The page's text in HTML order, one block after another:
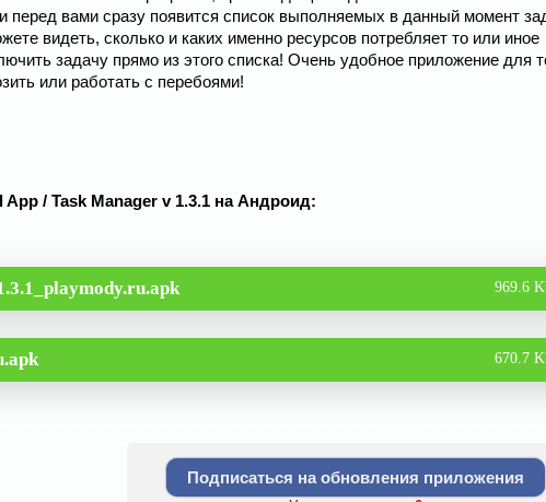
перед вами сразу появится список выполняемых в данный момент
видеть, сколько и каких именно ресурсов потребляет то или иное
задачу прямо из этого списка! Очень удобное приложение для
или работать с перебоями!
App / Task Manager v 1.3.1 на Андроид:
969.6
670.7
Подписаться на обновления приложения